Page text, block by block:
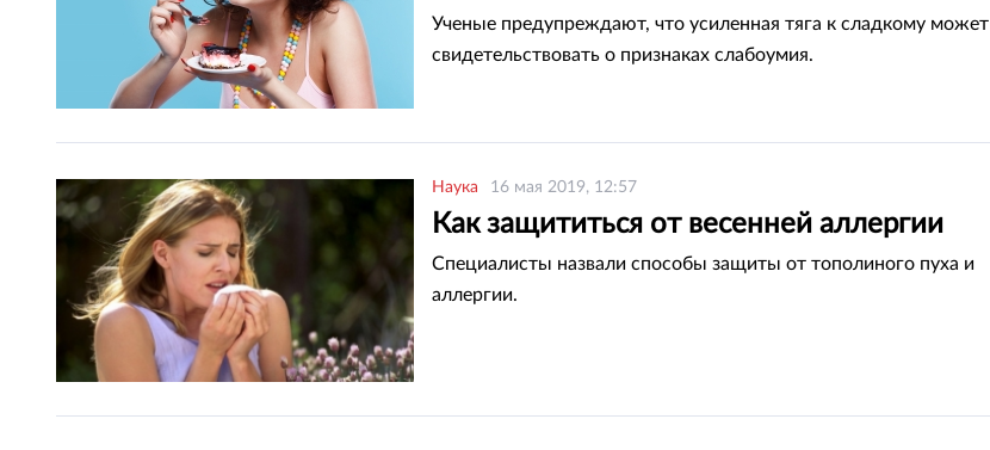
Ученые предупреждают, что усиленная тяга к сладкому может
свидетельствовать о признаках слабоумия.
Наука 16 мая 2019, 12:57
Как защититься от весенней аллергии
Специалисты назвали способы защиты от тополиного пуха и
аллергии.